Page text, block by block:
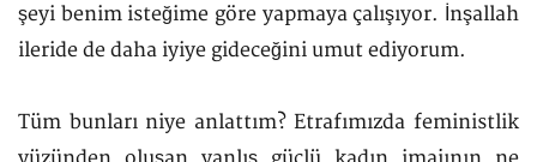
şeyi benim isteğime göre yapmaya çalışıyor. İnşallah
ileride de daha iyiye gideceğini umut ediyorum.
Tüm bunları niye anlattım? Etrafımızda feministlik